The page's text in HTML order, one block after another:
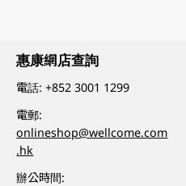
惠康網店查詢
電話:+852 3001 1299
電郵:
onlineshop@wellcome.com
.hk
辦公時間: